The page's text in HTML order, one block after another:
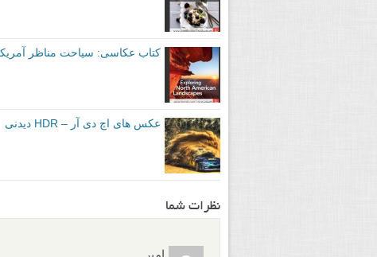
کتاب عکاسی: سیاحت مناظر
عکس های اچ دی آر – HDR دیدنی
نظرات شما
امیر